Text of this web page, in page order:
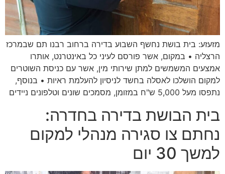
מזעזע: בית בושת נחשף השבוע בדירה ברחוב רבנו תם שבמרכז
הרצליה • במקום, אשר פורסם לעיני כל באינטרנט, אותרו
אמצעים המשמשים למתן שירותי מין, אשר עם כניסת השוטרים
למקום הושלכו לאסלה בחשד לניסיון להעלמת ראיות • בנוסף,
נתפסו מעל 5,000 ש"ח במזומן, מסמכים שונים וטלפונים ניידים
בית הבושת בדירה בחדרה:
נחתם צו סגירה מנהלי למקום
למשך 30 יום